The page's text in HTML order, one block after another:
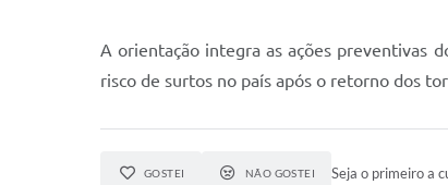
A orientação integra as ações preventivas
risco de surtos no país após o retorno dos
GOSTEI NÃO GOSTEI Seja o primeiro a